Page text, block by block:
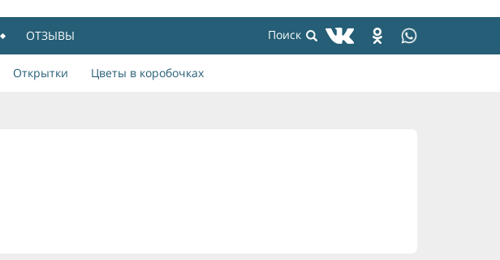
ОТЗЫВЫ
Открытки Цветы в коробочках